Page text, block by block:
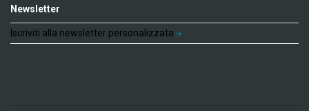
Newsletter
Iscriviti alla newsletter personalizzata